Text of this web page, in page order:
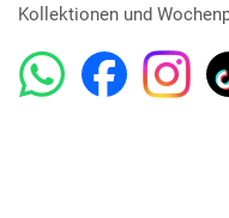
Kollektionen und